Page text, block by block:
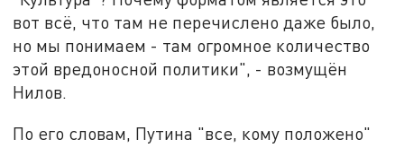
вот всё, что там не перечислено даже было,
но мы понимаем - там огромное количество
этой вредоносной политики", - возмущён
Нилов.
По его словам, Путина "все, кому положено"